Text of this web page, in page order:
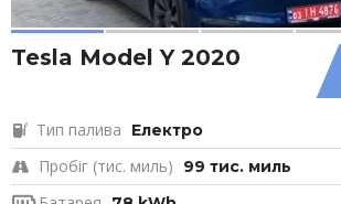
Tesla Model Y 2020
Тип палива Електро
Пробіг (тис. миль) 99 тис. миль